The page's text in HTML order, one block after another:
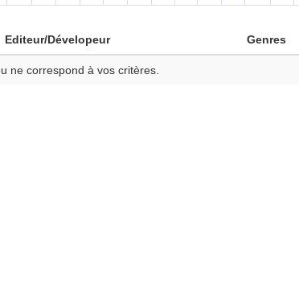
Editeur/Dévelopeur Genres
ne correspond à vos critères.